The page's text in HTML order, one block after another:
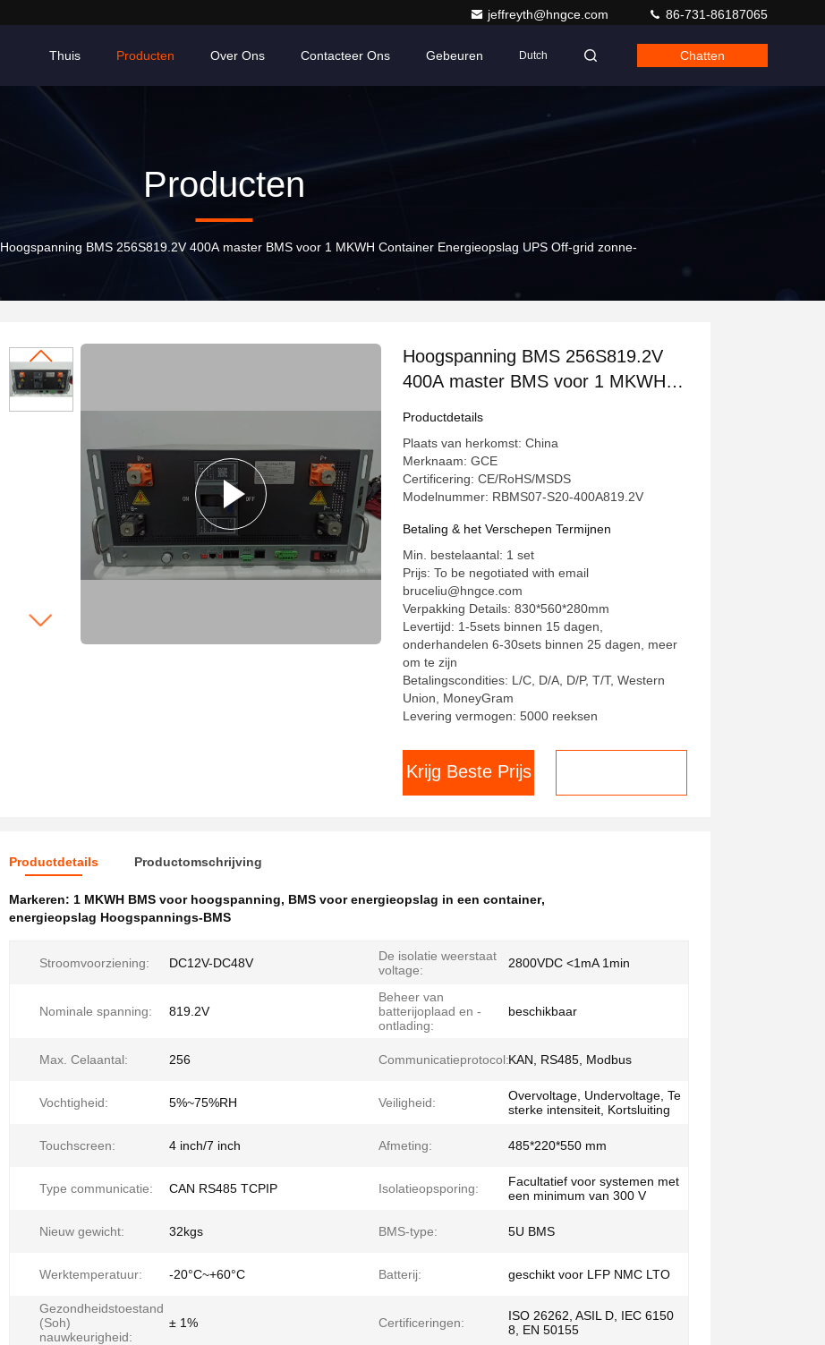
jeffreyth@hngce.com 86-731-86187065
Thuis Producten Over Ons Contacteer Ons Gebeuren Dutch Chatten
Producten
Hoogspanning BMS 256S819.2V 400A master BMS voor 1 MKWH Container Energieopslag UPS Off-grid zonne-
Hoogspanning BMS 256S819.2V
400A master BMS voor 1 MKWH
Productdetails
Plaats van herkomst: China
Merknaam: GCE
Certificering: CE/RoHS/MSDS
Modelnummer: RBMS07-S20-400A819.2V
Betaling & het Verschepen Termijnen
Min. bestelaantal: 1 set
Prijs: To be negotiated with email
bruceliu@hngce.com
Verpakking Details: 830*560*280mm
Levertijd: 1-5sets binnen 15 dagen,
onderhandelen 6-30sets binnen 25 dagen, meer
om te zijn
Betalingscondities: L/C, D/A, D/P, T/T, Western
Union, MoneyGram
Levering vermogen: 5000 reeksen
Krijg Beste Prijs
Productdetails Productomschrijving
Markeren: 1 MKWH BMS voor hoogspanning, BMS voor energieopslag in een container,
energieopslag Hoogspannings-BMS
Stroomvoorziening: DC12V-DC48V
De isolatie weerstaat
voltage:
2800VDC <1mA 1min
Nominale spanning: 819.2V
Beheer van
batterijoplaad en -
ontlading:
beschikbaar
Max. Celaantal: 256 Communicatieprotocol:KAN, RS485, Modbus
Vochtigheid: 5%~75%RH Veiligheid:
Overvoltage, Undervoltage, Te
sterke intensiteit, Kortsluiting
Touchscreen: 4 inch/7 inch Afmeting: 485*220*550 mm
Type communicatie: CAN RS485 TCPIP Isolatieopsporing:
Facultatief voor systemen met
een minimum van 300 V
Nieuw gewicht: 32kgs BMS-type: 5U BMS
Werktemperatuur: -20°C~+60°C Batterij: geschikt voor LFP NMC LTO
Gezondheidstoestand
(Soh)
nauwkeurigheid:
± 1% Certificeringen:
ISO 26262, ASIL D, IEC 6150
8, EN 50155